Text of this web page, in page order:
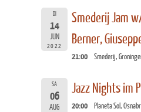
DI
14
JUN
2022
Smederij Jam
Berner,
21:00 Smederij,
SA
06
AUG
Jazz Nights im
20:00 Planeta Sol,